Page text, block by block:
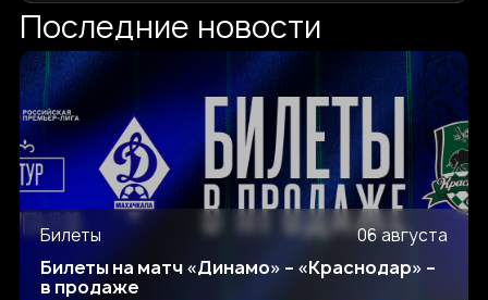
Последние новости
Билеты 06 августа
Билеты на матч «Динамо» – «Краснодар» –
в продаже